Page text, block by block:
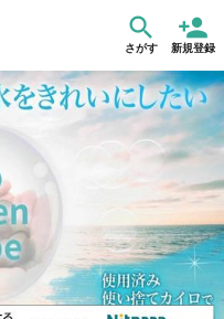
さがす 新規登録